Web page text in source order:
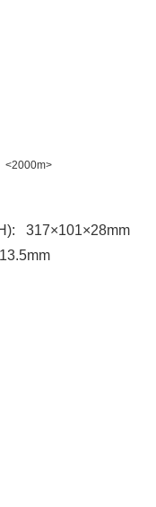
<2000m>
317×101×28mm